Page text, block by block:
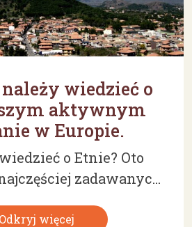
wiedzieć o
aktywnym
w Europie.
o Etnie? Oto
zadawanyc...
Odkryj więcej